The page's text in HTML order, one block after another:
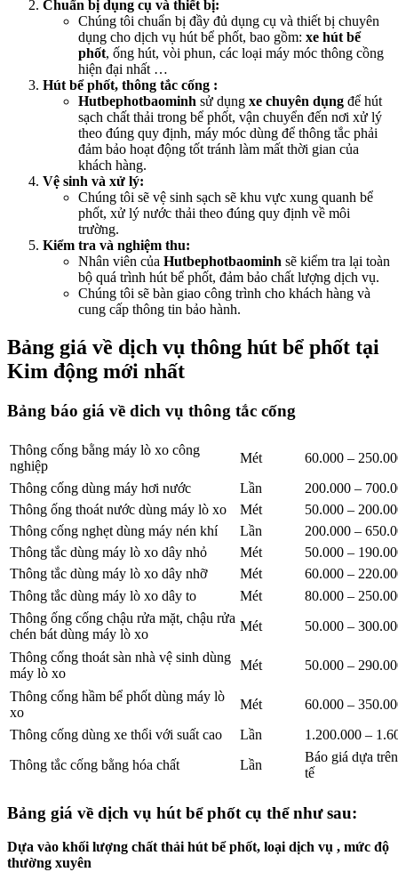
Chuẩn bị dụng cụ và thiết bị:
Chúng tôi chuẩn bị đầy đủ dụng cụ và thiết bị chuyên
dụng cho dịch vụ hút bể phốt, bao gồm: xe hút bể
phốt, ống hút, vòi phun, các loại máy móc thông cồng
hiện đại nhất …
Hút bể phốt, thông tắc cống :
Hutbephotbaominh sử dụng xe chuyên dụng để hút
sạch chất thải trong bể phốt, vận chuyển đến nơi xử lý
theo đúng quy định, máy móc dùng để thông tắc phải
đảm bảo hoạt động tốt tránh làm mất thời gian của
khách hàng.
Vệ sinh và xử lý:
Chúng tôi sẽ vệ sinh sạch sẽ khu vực xung quanh bể
phốt, xử lý nước thải theo đúng quy định về môi
trường.
Kiểm tra và nghiệm thu:
Nhân viên của Hutbephotbaominh sẽ kiểm tra lại toàn
bộ quá trình hút bể phốt, đảm bảo chất lượng dịch vụ.
Chúng tôi sẽ bàn giao công trình cho khách hàng và
cung cấp thông tin bảo hành.
Bảng giá về dịch vụ thông hút bể phốt tại
Kim động mới nhất
Bảng báo giá về dich vụ thông tắc cống
Thông cống bằng máy lò xo công
nghiệp
Mét
60.000 –
Thông cống dùng máy hơi nước
Lần
200.000 –
Thông ống thoát nước dùng máy lò xo
Mét
50.000 –
Thông cống nghẹt dùng máy nén khí
Lần
200.000 –
Thông tắc dùng máy lò xo dây nhỏ
Mét
50.000 –
Thông tắc dùng máy lò xo dây nhỡ
Mét
60.000 –
Thông tắc dùng máy lò xo dây to
Mét
80.000 –
Thông ống cống chậu rửa mặt, chậu rửa
chén bát dùng máy lò xo
Mét 50.000 –
Thông cống thoát sàn nhà vệ sinh dùng
máy lò xo
Mét 50.000 –
Thông cống hầm bể phốt dùng máy lò
xo
Mét
60.000 –
Thông cống dùng xe thổi với suất cao
Lần
1.200.000 –
Thông tắc cống bằng hóa chất
Lần
Báo giá dựa
tế
Bảng giá về dịch vụ hút bể phốt cụ thể như sau:
Dựa vào khối lượng chất thải hút bể phốt, loại dịch vụ , mức độ
thường xuyên